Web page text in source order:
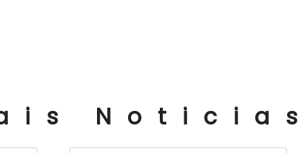
Noticias